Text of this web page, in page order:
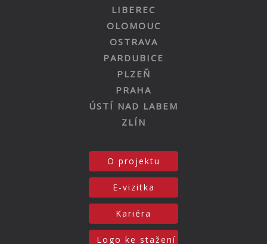
LIBEREC
OLOMOUC
OSTRAVA
PARDUBICE
PLZEŇ
PRAHA
ÚSTÍ NAD LABEM
ZLÍN
O projektu
E-vizitka
Kariéra
Logo ke stažení